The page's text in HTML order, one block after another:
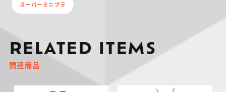
スーパーミニプラ
RELATED ITEMS
関連商品